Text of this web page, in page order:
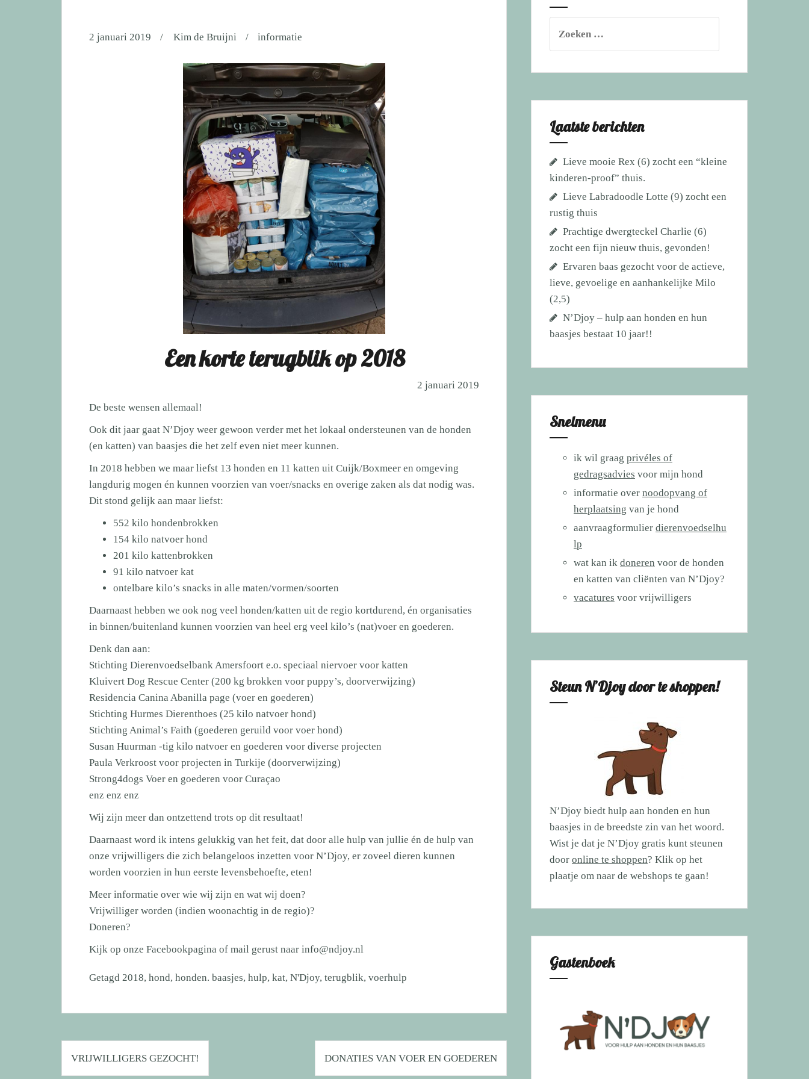
2 januari 2019 Kim de Bruijni informatie
Een korte terugblik op 2018
2 januari 2019
De beste wensen allemaal!
Ook dit jaar gaat N’Djoy weer gewoon verder met het lokaal ondersteunen van de honden
(en katten) van baasjes die het zelf even niet meer kunnen.
In 2018 hebben we maar liefst 13 honden en 11 katten uit Cuijk/Boxmeer en omgeving
langdurig mogen én kunnen voorzien van voer/snacks en overige zaken als dat nodig was.
Dit stond gelijk aan maar liefst:
552 kilo hondenbrokken
154 kilo natvoer hond
201 kilo kattenbrokken
91 kilo natvoer kat
ontelbare kilo’s snacks in alle maten/vormen/soorten
Daarnaast hebben we ook nog veel honden/katten uit de regio kortdurend, én organisaties
in binnen/buitenland kunnen voorzien van heel erg veel kilo’s (nat)voer en goederen.
Denk dan aan:
Stichting Dierenvoedselbank Amersfoort e.o. speciaal niervoer voor katten
Kluivert Dog Rescue Center (200 kg brokken voor puppy’s, doorverwijzing)
Residencia Canina Abanilla page (voer en goederen)
Stichting Hurmes Dierenthoes (25 kilo natvoer hond)
Stichting Animal’s Faith (goederen geruild voor voer hond)
Susan Huurman -tig kilo natvoer en goederen voor diverse projecten
Paula Verkroost voor projecten in Turkije (doorverwijzing)
Strong4dogs Voer en goederen voor Curaçao
enz enz enz
Wij zijn meer dan ontzettend trots op dit resultaat!
Daarnaast word ik intens gelukkig van het feit, dat door alle hulp van jullie én de hulp van
onze vrijwilligers die zich belangeloos inzetten voor N’Djoy, er zoveel dieren kunnen
worden voorzien in hun eerste levensbehoefte, eten!
Meer informatie over wie wij zijn en wat wij doen?
Vrijwilliger worden (indien woonachtig in de regio)?
Doneren?
Kijk op onze Facebookpagina of mail gerust naar info@ndjoy.nl
Getagd 2018, hond, honden. baasjes, hulp, kat, N'Djoy, terugblik, voerhulp
Bericht
navigatie
VRIJWILLIGERS GEZOCHT! DONATIES VAN VOER EN GOEDEREN
naar:
Laatste berichten
Lieve mooie Rex (6) zocht een “kleine
kinderen-proof” thuis.
Lieve Labradoodle Lotte (9) zocht een
rustig thuis
Prachtige dwergteckel Charlie (6)
zocht een fijn nieuw thuis, gevonden!
Ervaren baas gezocht voor de actieve,
lieve, gevoelige en aanhankelijke Milo
(2,5)
N’Djoy – hulp aan honden en hun
baasjes bestaat 10 jaar!!
Snelmenu
ik wil graag privéles of
gedragsadvies voor mijn hond
informatie over noodopvang of
herplaatsing van je hond
aanvraagformulier dierenvoedselhu
lp
wat kan ik doneren voor de honden
en katten van cliënten van N’Djoy?
vacatures voor vrijwilligers
Steun N’Djoy door te shoppen!
N’Djoy biedt hulp aan honden en hun
baasjes in de breedste zin van het woord.
Wist je dat je N’Djoy gratis kunt steunen
door online te shoppen? Klik op het
plaatje om naar de webshops te gaan!
Gastenboek